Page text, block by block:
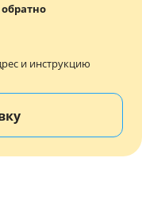
и инструкцию